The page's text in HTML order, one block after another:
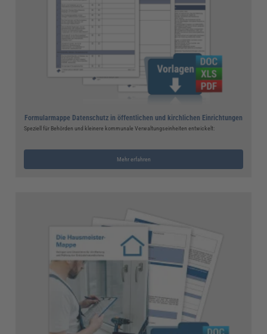
Formularmappe Datenschutz in öffentlichen und kirchlichen Einrichtungen
Speziell für Behörden und kleinere kommunale Verwaltungseinheiten entwickelt:
Mehr erfahren